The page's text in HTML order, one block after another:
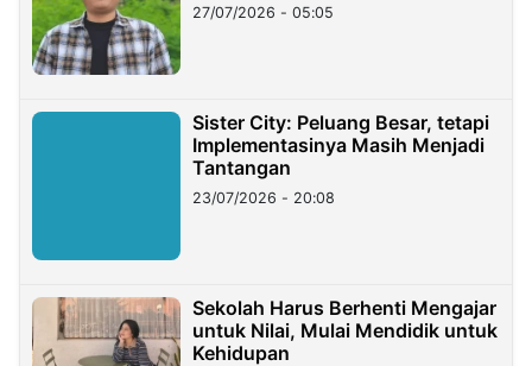
27/07/2026 - 05:05
Sister City: Peluang Besar, tetapi
Implementasinya Masih Menjadi
Tantangan
23/07/2026 - 20:08
Sekolah Harus Berhenti Mengajar
untuk Nilai, Mulai Mendidik untuk
Kehidupan